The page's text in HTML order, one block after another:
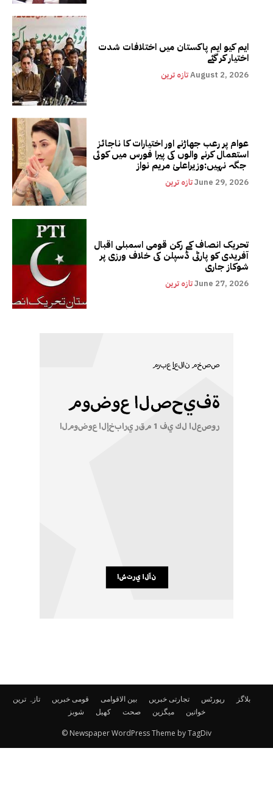
ایم کیو ایم پاکستان میں اختلافات شدت
اختیار کر گئے
تازہ ترینAugust 2, 2026
عوام پر رعب جھاڑنے اور اختیارات کا ناجائز
استعمال کرنے والوں کی پیرا فورس میں کوئی
تازہ ترینJune 29, 2026
تحریک انصاف کے رکن قومی اسمبلی اقبال
آفریدی کو پارٹی ڈسپلن کی خلاف ورزی پر
شوکاز جاری
تازہ ترینJune 27, 2026
تازہ ترین قومی خبریں بین الاقوامی تجارتی خبریں رپورٹس
بلاگز
شوبز
کھیل صحت میگزین خواتین
© Newspaper WordPress Theme by TagDiv